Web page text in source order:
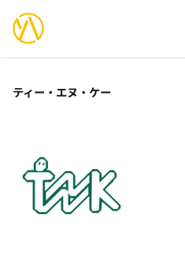
YourAnimes 你的動畫
ティー・エヌ・ケー